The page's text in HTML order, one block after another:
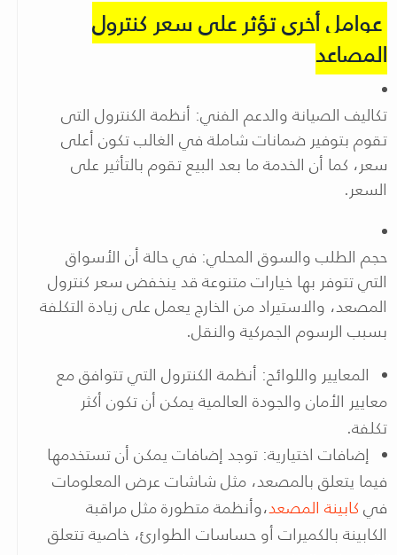
عوامل أخرى تؤثر على سعر كنترول
المصاعد
تكاليف الصيانة والدعم الفني: أنظمة الكنترول التى
تقوم بتوفير ضمانات شاملة في الغالب تكون أعلى
سعر، كما أن الخدمة ما بعد البيع تقوم بالتأثير على
السعر.
حجم الطلب والسوق المحلي: في حالة أن الأسواق
التي تتوفر بها خيارات متنوعة قد ينخفض سعر كنترول
المصعد، والاستيراد من الخارج يعمل على زيادة التكلفة
بسبب الرسوم الجمركية والنقل.
المعايير واللوائح: أنظمة الكنترول التي تتوافق مع
معايير الأمان والجودة العالمية يمكن أن تكون أكثر
تكلفة.
إضافات اختيارية: توجد إضافات يمكن أن تستخدمها
فيما يتعلق بالمصعد، مثل شاشات عرض المعلومات
فيكابينة المصعد،وأنظمة متطورة مثل مراقبة
الكابينة بالكميرات أو حساسات الطوارئ، خاصية تتعلق